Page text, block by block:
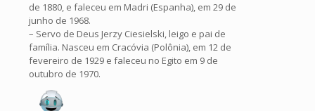
de 1880, e faleceu em Madri (Espanha), em 29 de
junho de 1968.
– Servo de Deus Jerzy Ciesielski, leigo e pai de
família. Nasceu em Cracóvia (Polônia), em 12 de
fevereiro de 1929 e faleceu no Egito em 9 de
outubro de 1970.